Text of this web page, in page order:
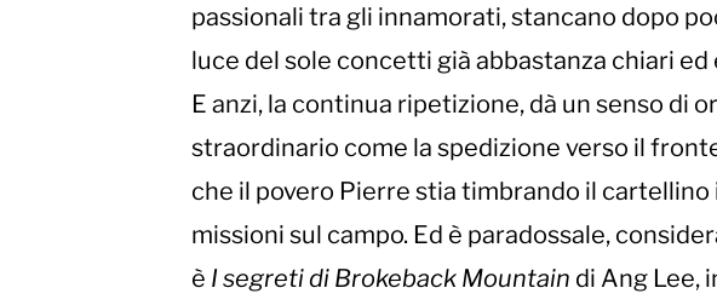
passionali tra gli innamorati, stancano dopo
luce del sole concetti già abbastanza chiari
E anzi, la continua ripetizione, dà un senso di
straordinario come la spedizione verso il
che il povero Pierre stia timbrando il
missioni sul campo. Ed è paradossale,
è I segreti di Brokeback Mountain di Ang Lee,